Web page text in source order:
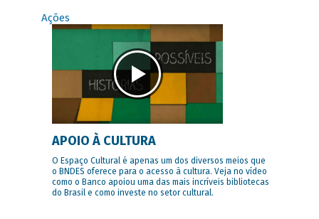
Ações
APOIO À CULTURA
O Espaço Cultural é apenas um dos diversos meios que
o BNDES oferece para o acesso à cultura. Veja no vídeo
como o Banco apoiou uma das mais incríveis bibliotecas
do Brasil e como investe no setor cultural.